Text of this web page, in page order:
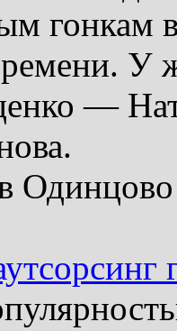
гонкам
У
—